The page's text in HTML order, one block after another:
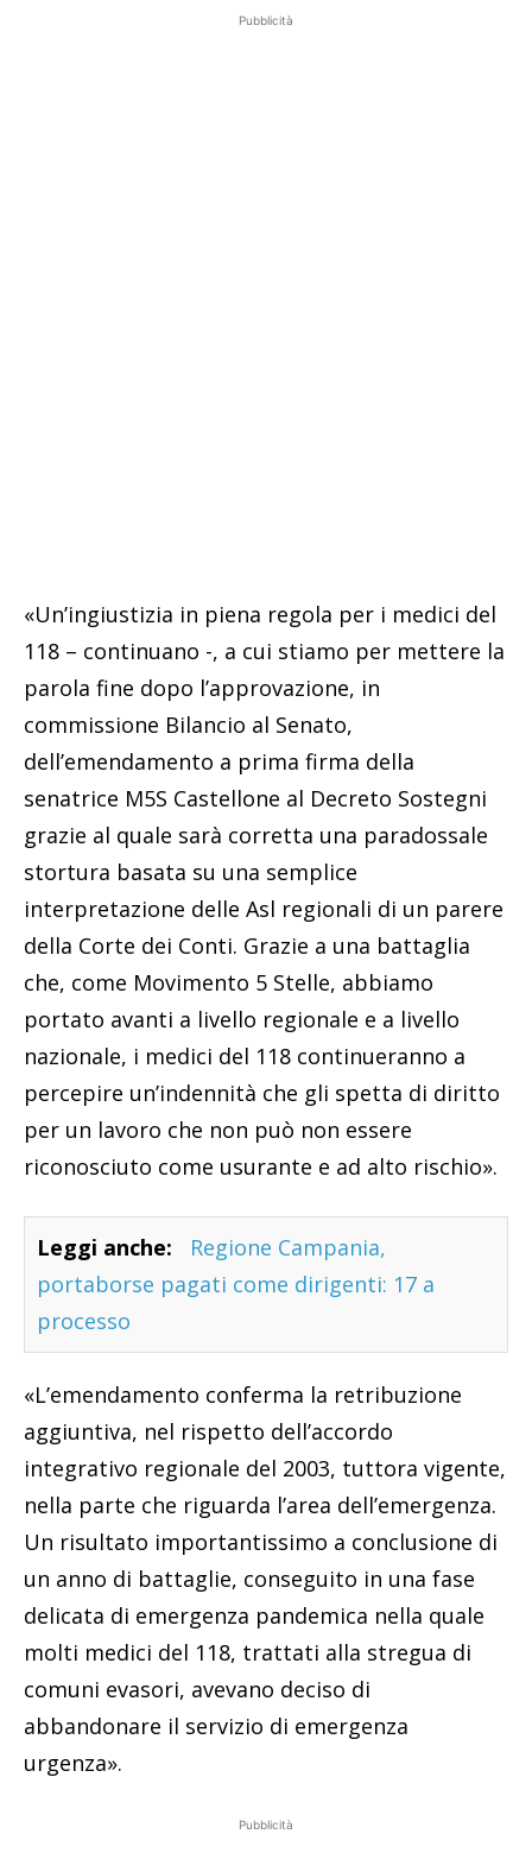
Pubblicità
«Un’ingiustizia in piena regola per i medici del
118 – continuano -, a cui stiamo per mettere la
parola fine dopo l’approvazione, in
commissione Bilancio al Senato,
dell’emendamento a prima firma della
senatrice M5S Castellone al Decreto Sostegni
grazie al quale sarà corretta una paradossale
stortura basata su una semplice
interpretazione delle Asl regionali di un parere
della Corte dei Conti. Grazie a una battaglia
che, come Movimento 5 Stelle, abbiamo
portato avanti a livello regionale e a livello
nazionale, i medici del 118 continueranno a
percepire un’indennità che gli spetta di diritto
per un lavoro che non può non essere
riconosciuto come usurante e ad alto rischio».
Leggi anche:
Regione Campania,
portaborse pagati come dirigenti: 17 a
processo
«L’emendamento conferma la retribuzione
aggiuntiva, nel rispetto dell’accordo
integrativo regionale del 2003, tuttora vigente,
nella parte che riguarda l’area dell’emergenza.
Un risultato importantissimo a conclusione di
un anno di battaglie, conseguito in una fase
delicata di emergenza pandemica nella quale
molti medici del 118, trattati alla stregua di
comuni evasori, avevano deciso di
abbandonare il servizio di emergenza
urgenza».
Pubblicità